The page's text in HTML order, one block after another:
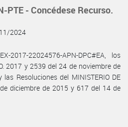
PTE - Concédese Recurso.
2024
2017-22024576-APN-DPC#EA, los
2017 y 2539 del 24 de noviembre de
Resoluciones del MINISTERIO DE
diciembre de 2015 y 617 del 14 de